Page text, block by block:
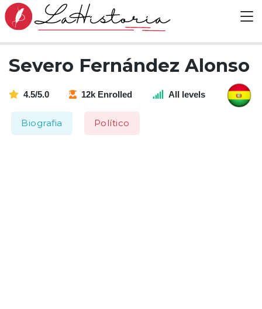
Severo Fernández Alonso
4.5/5.0 12k Enrolled All levels
Biografia Político